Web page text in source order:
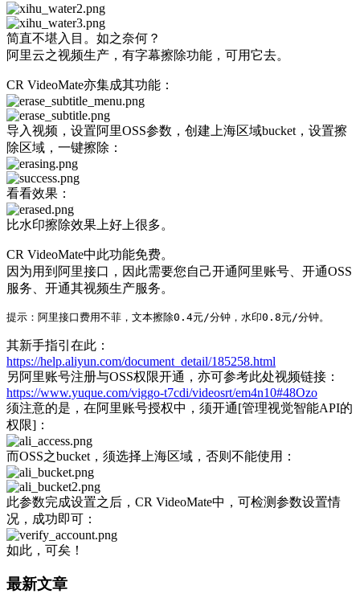
简直不堪入目。如之奈何？
阿里云之视频生产，有字幕擦除功能，可用它去。
CR VideoMate亦集成其功能：
导入视频，设置阿里OSS参数，创建上海区域bucket，设置擦
除区域，一键擦除：
看看效果：
比水印擦除效果上好上很多。
CR VideoMate中此功能免费。
因为用到阿里接口，因此需要您自己开通阿里账号、开通OSS
服务、开通其视频生产服务。
其新手指引在此：
https://help.aliyun.com/document_detail/185258.html
另阿里账号注册与OSS权限开通，亦可参考此处视频链接：
https://www.yuque.com/viggo-t7cdi/videosrt/em4n10#48Ozo
须注意的是，在阿里账号授权中，须开通[管理视觉智能API的
权限]：
而OSS之bucket，须选择上海区域，否则不能使用：
此参数完成设置之后，CR VideoMate中，可检测参数设置情
况，成功即可：
如此，可矣！
最新文章